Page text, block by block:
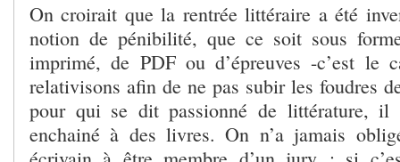
On croirait que la rentrée littéraire a été
notion de pénibilité, que ce soit sous
imprimé, de PDF ou d’épreuves -c’est le
relativisons afin de ne pas subir les foudres
pour qui se dit passionné de littérature, il
enchainé à des livres. On n’a jamais